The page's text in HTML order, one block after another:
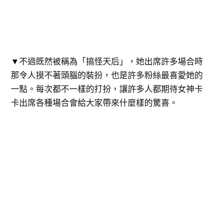
▼不過既然被稱為「搞怪天后」，她出席許多場合時
那令人摸不著頭腦的裝扮，也是許多粉絲最喜愛她的
一點。每次都不一樣的打扮，讓許多人都期待女神卡
卡出席各種場合會給大家帶來什麼樣的驚喜。